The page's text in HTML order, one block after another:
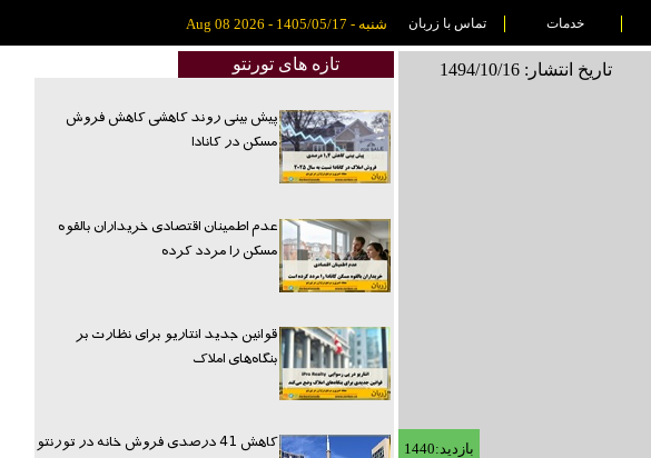
خدمات تماس با زربان شنبه - 1405/05/17 - Aug 08 2026
تاریخ انتشار: 1494/10/16
بازدید:1440
تازه های تورنتو
پیش بینی روند کاهشی کاهش فروش
مسکن در کانادا
عدم اطمینان اقتصادی خریداران بالقوه
مسکن را مردد کرده
قوانین جدید انتاریو برای نظارت بر
بنگاه‌های املاک
کاهش 41 درصدی فروش خانه در تورنتو